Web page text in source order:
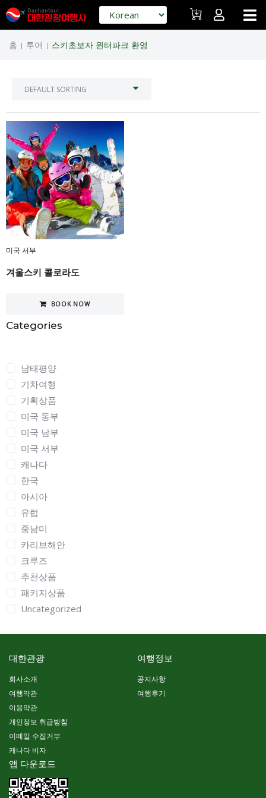
홈 | 투어 | 스키초보자 윈터파크 환영
Categories
남태평양
기차여행
기획상품
미국 동부
미국 남부
미국 서부
캐나다
한국
아시아
유럽
중남미
카리브해안
크루즈
추천상품
패키지상품
Uncategorized
미국 서부
겨울스키 콜로라도
BOOK NOW
대한관광
회사소개
여행약관
이용약관
개인정보 취급방침
이메일 수집거부
캐나다 비자
여행정보
공지사항
여행후기
앱 다운로드